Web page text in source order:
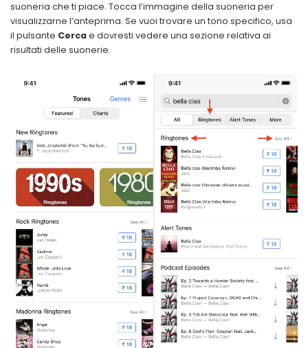
suoneria che ti piace. Tocca l’immagine della suoneria per
visualizzarne l’anteprima. Se vuoi trovare un tono specifico, usa
il pulsante Cercae dovresti vedere una sezione relativa ai
risultati delle suonerie.